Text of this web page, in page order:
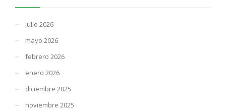
julio 2026
mayo 2026
febrero 2026
enero 2026
diciembre 2025
noviembre 2025